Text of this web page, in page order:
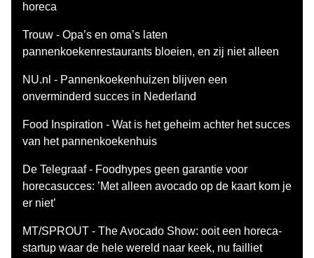
horeca
Trouw - Opa’s en oma’s laten
pannenkoekenrestaurants bloeien, en zij niet alleen
NU.nl - Pannenkoekenhuizen blijven een
onverminderd succes in Nederland
Food Inspiration - Wat is het geheim achter het succes
van het pannenkoekenhuis
De Telegraaf - Foodhypes geen garantie voor
horecasucces: ’Met alleen avocado op de kaart kom je
er niet’
MT/SPROUT - The Avocado Show: ooit een horeca-
startup waar de hele wereld naar keek, nu failliet